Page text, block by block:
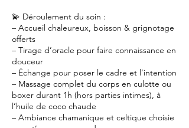
💫 Déroulement du soin :
– Accueil chaleureux, boisson & grignotage
offerts
– Tirage d’oracle pour faire connaissance en
douceur
– Échange pour poser le cadre et l’intention
– Massage complet du corps en culotte ou
boxer durant 1h (hors parties intimes), à
l’huile de coco chaude
– Ambiance chamanique et celtique choisie